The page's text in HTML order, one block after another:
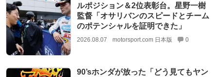
ルポジション＆2位表彰台。星野一樹
監督「オサリバンのスピードとチーム
のポテンシャルを証明できた」
2026.08.07 motorsport.com 日本版 0
90’sホンダが放った「どう見てもヤン